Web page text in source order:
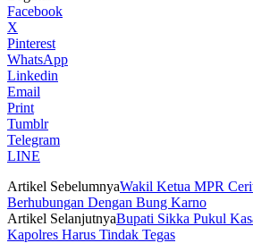
Facebook
X
Pinterest
WhatsApp
Linkedin
Email
Print
Tumblr
Telegram
LINE
Artikel SebelumnyaWakil Ketua MPR
Berhubungan Dengan Bung Karno
Artikel SelanjutnyaBupati Sikka Pukul
Kapolres Harus Tindak Tegas